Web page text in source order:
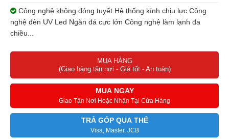
Công nghệ không đóng tuyết Hệ thống kính chịu lực Công
nghệ đèn UV Led Ngăn đá cực lớn Công nghệ làm lạnh đa
chiều...
MUA HÀNG
(Giao hàng tận nơi - Giá tốt - An toàn)
MUA NGAY
Giao Tận Nơi Hoặc Nhận Tại Cửa Hàng
TRẢ GÓP QUA THẺ
Visa, Master, JCB